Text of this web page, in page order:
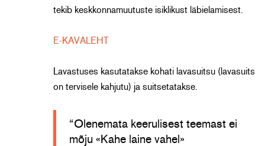
tekib keskkonnamuutuste isiklikust läbielamisest.
E-KAVALEHT
Lavastuses kasutatakse kohati lavasuitsu (lavasuits
on tervisele kahjutu) ja suitsetatakse.
“Olenemata keerulisest teemast ei
mõju «Kahe laine vahel»